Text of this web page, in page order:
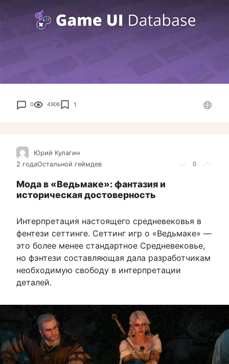
0 4906 1
0
Юрий Кулагин
2 годаОстальной геймдев
Мода в «Ведьмаке»: фантазия и
историческая достоверность
Интерпретация настоящего средневековья в
фентези сеттинге. Сеттинг игр о «Ведьмаке» —
это более менее стандартное Средневековье,
но фэнтези составляющая дала разработчикам
необходимую свободу в интерпретации
деталей.